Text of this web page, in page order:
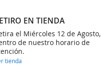
EN TIENDA
el Miércoles 12 de Agosto,
de nuestro horario de
tienda